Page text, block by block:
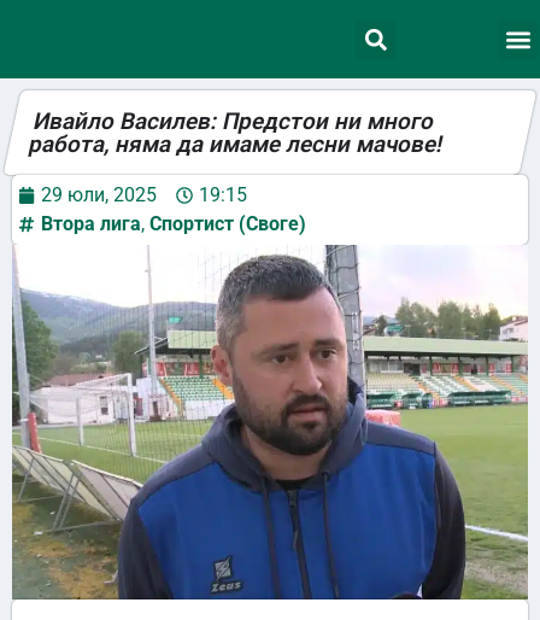
Ивайло Василев: Предстои ни много
работа, няма да имаме лесни мачове!
29 юли, 2025
19:15
Втора лига, Спортист (Своге)